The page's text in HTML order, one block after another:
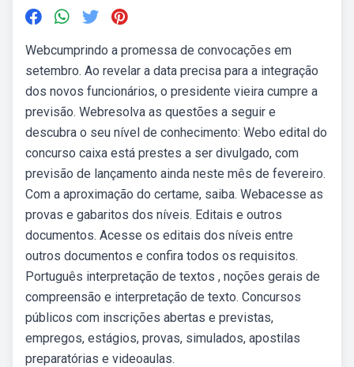
Webcumprindo a promessa de convocações em
setembro. Ao revelar a data precisa para a integração
dos novos funcionários, o presidente vieira cumpre a
previsão. Webresolva as questões a seguir e
descubra o seu nível de conhecimento: Webo edital do
concurso caixa está prestes a ser divulgado, com
previsão de lançamento ainda neste mês de fevereiro.
Com a aproximação do certame, saiba. Webacesse as
provas e gabaritos dos níveis. Editais e outros
documentos. Acesse os editais dos níveis entre
outros documentos e confira todos os requisitos.
Português interpretação de textos , noções gerais de
compreensão e interpretação de texto. Concursos
públicos com inscrições abertas e previstas,
empregos, estágios, provas, simulados, apostilas
preparatórias e videoaulas.